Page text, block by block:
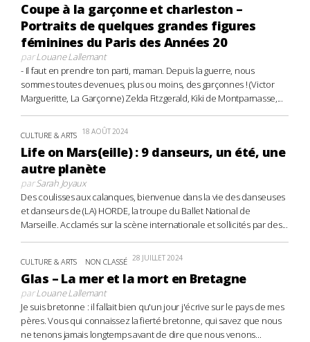
Coupe à la garçonne et charleston –
Portraits de quelques grandes figures
féminines du Paris des Années 20
parLouane Lallemant
- Il faut en prendre ton parti, maman. Depuis la guerre, nous
sommes toutes devenues, plus ou moins, des garçonnes ! (Victor
Margueritte, La Garçonne) Zelda Fitzgerald, Kiki de Montparnasse,...
CULTURE & ARTS 18 AOÛT 2024
Life on Mars(eille) : 9 danseurs, un été, une
autre planète
parSarah Joyaux
Des coulisses aux calanques, bienvenue dans la vie des danseuses
et danseurs de (LA) HORDE, la troupe du Ballet National de
Marseille. Acclamés sur la scène internationale et sollicités par des...
CULTURE & ARTS NON CLASSÉ 28 JUILLET 2024
Glas – La mer et la mort en Bretagne
parLouane Lallemant
Je suis bretonne : il fallait bien qu'un jour j'écrive sur le pays de mes
pères. Vous qui connaissez la fierté bretonne, qui savez que nous
ne tenons jamais longtemps avant de dire que nous venons...